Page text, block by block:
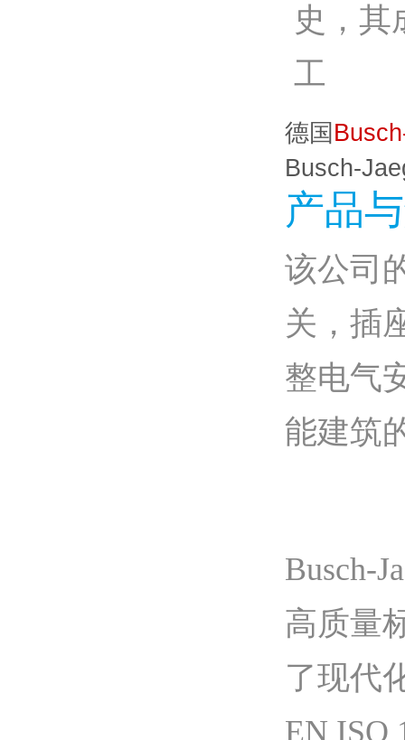
史，其
工
德国
Busch-
产品
该公司
关，插
整电气
能建筑
Busch-
高质量
了现代
EN ISO